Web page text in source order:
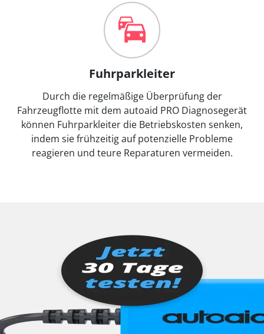
Fuhrparkleiter
Durch die regelmäßige Überprüfung der
Fahrzeugflotte mit dem autoaid PRO Diagnosegerät
können Fuhrparkleiter die Betriebskosten senken,
indem sie frühzeitig auf potenzielle Probleme
reagieren und teure Reparaturen vermeiden.